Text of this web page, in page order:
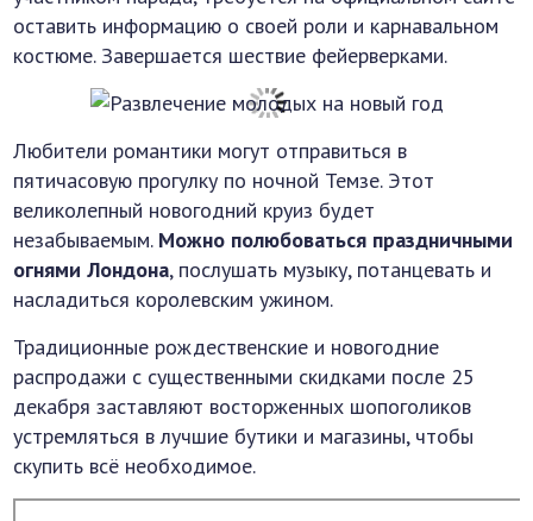
оставить информацию о своей роли и карнавальном
костюме. Завершается шествие фейерверками.
Любители романтики могут отправиться в
пятичасовую прогулку по ночной Темзе. Этот
великолепный новогодний круиз будет
незабываемым. Можно полюбоваться праздничными
огнями Лондона, послушать музыку, потанцевать и
насладиться королевским ужином.
Традиционные рождественские и новогодние
распродажи с существенными скидками после 25
декабря заставляют восторженных шопоголиков
устремляться в лучшие бутики и магазины, чтобы
скупить всё необходимое.